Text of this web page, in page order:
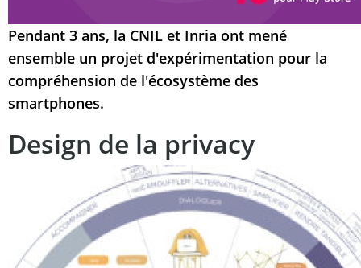
Pendant 3 ans, la CNIL et Inria ont mené
ensemble un projet d'expérimentation pour la
compréhension de l'écosystème des
smartphones.
Design de la privacy